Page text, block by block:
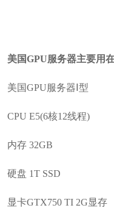
美国GPU服务器主要用
美国GPU服务器Ⅰ型
CPU E5(6核12线程)
内存 32GB
硬盘 1T SSD
显卡GTX750 TI 2G显存